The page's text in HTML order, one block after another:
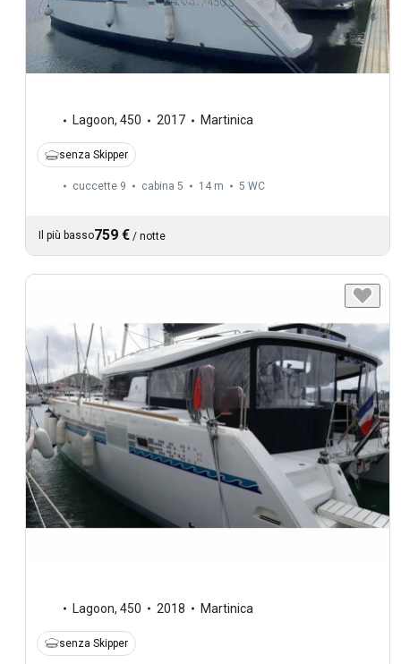
Lagoon, 450 2017 Martinica
senza Skipper
cuccette 9 cabina 5 14 m 5 WC
Il più basso759 € / notte
Lagoon, 450 2018 Martinica
senza Skipper